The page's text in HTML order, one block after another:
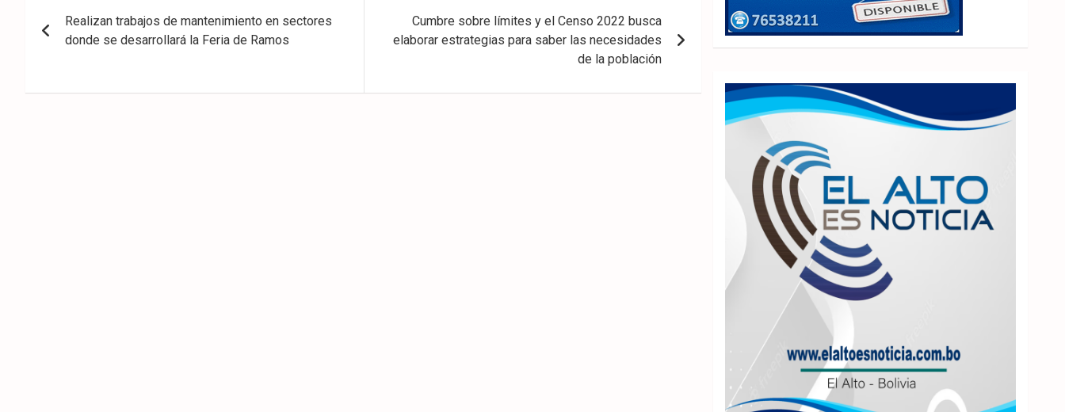
de
Realizan trabajos de mantenimiento en sectores
donde se desarrollará la Feria de Ramos
Cumbre sobre límites y el Censo 2022 busca
elaborar estrategias para saber las necesidades
de la población